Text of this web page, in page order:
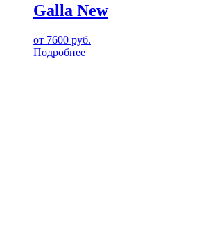
Galla New
от 7600 руб.
Подробнее